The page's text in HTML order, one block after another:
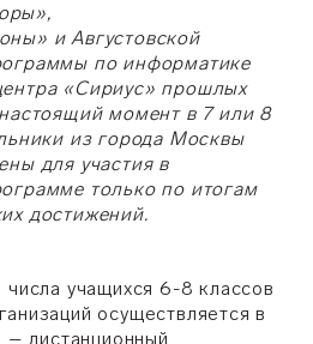
и Августовской
по информатике
«Сириус» прошлых
момент в 7 или 8
из города Москвы
для участия в
только по итогам
достижений.
учащихся 6-8 классов
осуществляется в
– дистанционный